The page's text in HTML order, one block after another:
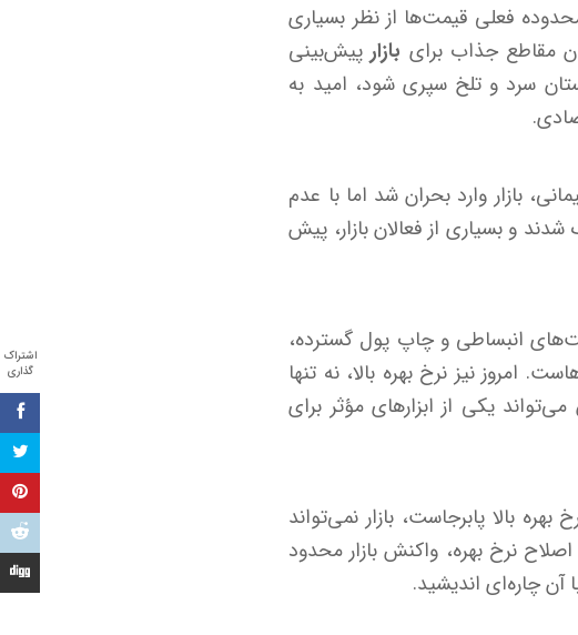
اشتراک
گذاری
فعلی قیمت‌ها از نظر بسیاری
مقاطع جذاب برای بازار پیش‌بینی
سرد و تلخ سپری شود، امید به
در دی ۹۸، با شهادت سردار سلیمانی، بازار وارد بحران شد اما با عدم
و بسیاری از فعالان بازار، پیش
انبساطی و چاپ پول گسترده،
امروز نیز نرخ بهره بالا، نه تنها
یکی از ابزارهای مؤثر برای
بالا پابرجاست، بازار نمی‌تواند
نرخ بهره، واکنش بازار محدود
آن چاره‌ای اندیشید.